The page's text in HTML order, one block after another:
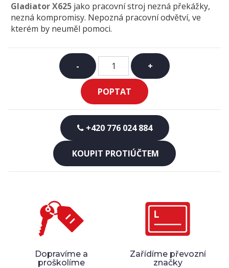
Gladiator X625 jako pracovnístroj nezná překážky,
nezná kompromisy. Nepozná pracovní odvětví, ve
kterém by neuměl pomoci.
- +
POPTAT
+420 776 024 884
KOUPIT PROTIÚČTEM
Dopravíme a
proškolíme
Zařídíme převozní
značky